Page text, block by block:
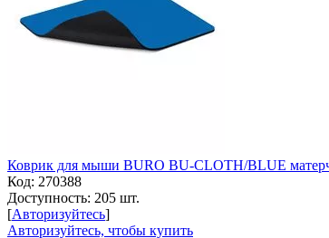
Коврик для мыши BURO BU-CLOTH/BLUE
Код: 270388
Доступность: 205 шт.
[Авторизуйтесь]
Авторизуйтесь, чтобы купить